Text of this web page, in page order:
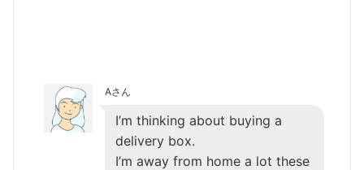
Aさん
I’m thinking about buying a
delivery box.
I’m away from home a lot these